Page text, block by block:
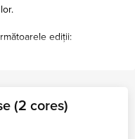
ediții:
și centre de date de
(2 cores)